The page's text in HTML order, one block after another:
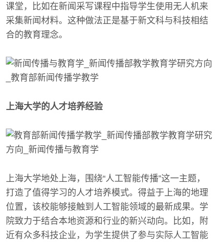
课堂，比如在新闻采写课程中指导学生使用无人机来
采集新闻材料。这种做法正是基于新文科与科技相结
合的教育理念。
上海大学的人才培养经验
上海大学地处上海，围绕“人工智能传播”这一主题，
打造了值得学习的人才培养模式。得益于上海的地理
位置，该校能够接触到人工智能领域的最新成果。学
院致力于结合本地资源和行业的新兴动向。比如，附
近有众多科技企业，为学生提供了参与实际人工智能